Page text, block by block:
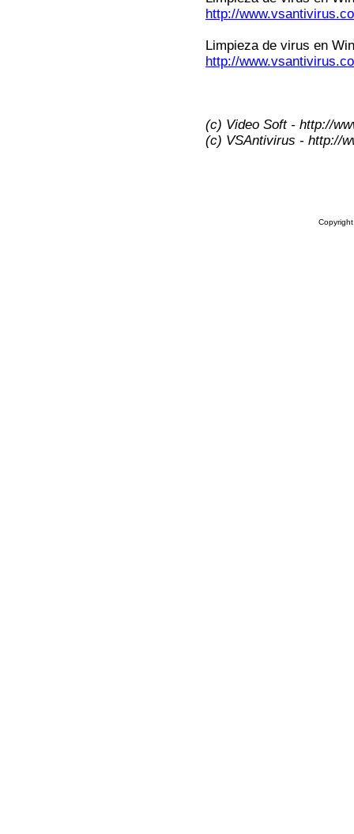
http://
Limpieza de virus en
http://
(c) Video Soft - http://
(c) VSAntivirus - http://